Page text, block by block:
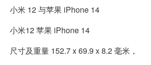
小米 12 与苹果 iPhone 14
小米12 苹果 iPhone 14
尺寸及重量 152.7 x 69.9 x 8.2 毫米，